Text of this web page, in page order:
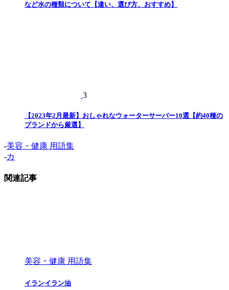
など水の種類について【違い、選び方、おすすめ】
3
【2023年2月最新】おしゃれなウォーターサーバー10選【約40種の
ブランドから厳選】
-美容・健康 用語集
-カ
関連記事
美容・健康 用語集
イランイラン油